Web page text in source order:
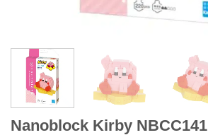
Nanoblock Kirby NBCC141